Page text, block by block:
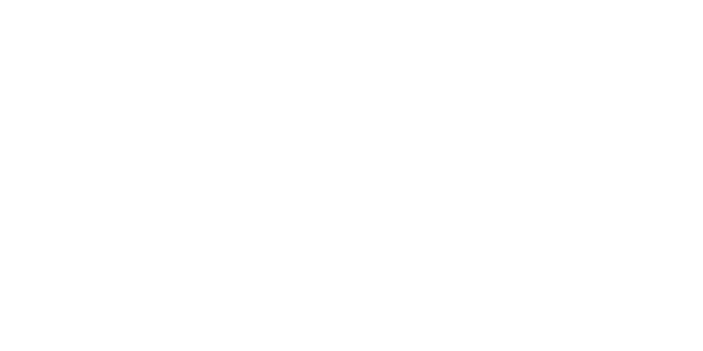
- P2725D